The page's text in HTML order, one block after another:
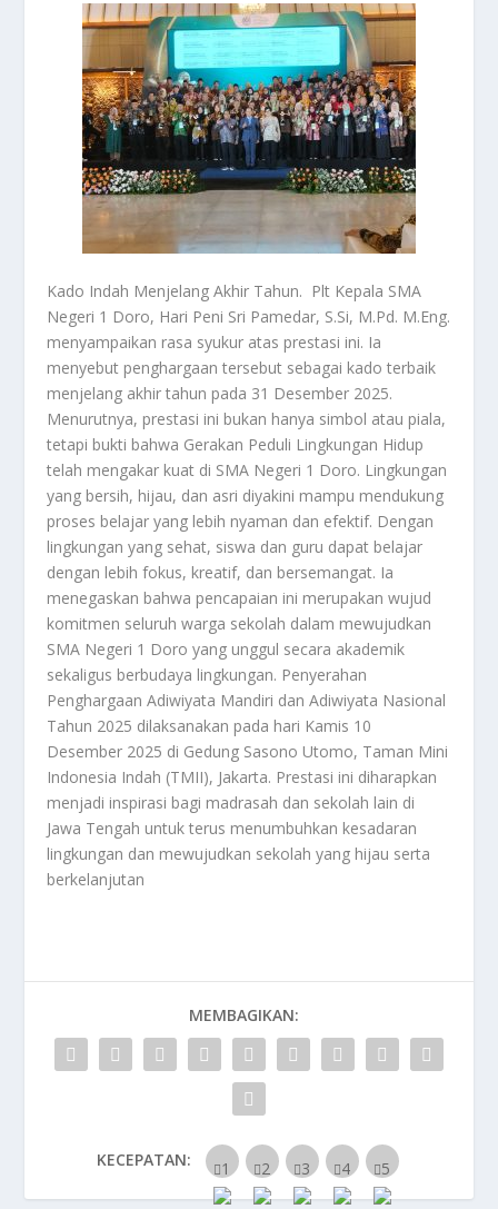
Kado Indah Menjelang Akhir Tahun. Plt Kepala SMA
Negeri 1 Doro, Hari Peni Sri Pamedar, S.Si, M.Pd. M.Eng.
menyampaikan rasa syukur atas prestasi ini. Ia
menyebut penghargaan tersebut sebagai kado terbaik
menjelang akhir tahun pada 31 Desember 2025.
Menurutnya, prestasi ini bukan hanya simbol atau piala,
tetapi bukti bahwa Gerakan Peduli Lingkungan Hidup
telah mengakar kuat di SMA Negeri 1 Doro. Lingkungan
yang bersih, hijau, dan asri diyakini mampu mendukung
proses belajar yang lebih nyaman dan efektif. Dengan
lingkungan yang sehat, siswa dan guru dapat belajar
dengan lebih fokus, kreatif, dan bersemangat. Ia
menegaskan bahwa pencapaian ini merupakan wujud
komitmen seluruh warga sekolah dalam mewujudkan
SMA Negeri 1 Doro yang unggul secara akademik
sekaligus berbudaya lingkungan. Penyerahan
Penghargaan Adiwiyata Mandiri dan Adiwiyata Nasional
Tahun 2025 dilaksanakan pada hari Kamis 10
Desember 2025 di Gedung Sasono Utomo, Taman Mini
Indonesia Indah (TMII), Jakarta. Prestasi ini diharapkan
menjadi inspirasi bagi madrasah dan sekolah lain di
Jawa Tengah untuk terus menumbuhkan kesadaran
lingkungan dan mewujudkan sekolah yang hijau serta
berkelanjutan
MEMBAGIKAN:
KECEPATAN: